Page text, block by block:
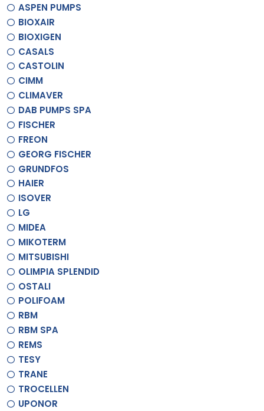
ASPEN PUMPS
BIOXAIR
BIOXIGEN
CASALS
CASTOLIN
CIMM
CLIMAVER
DAB PUMPS SPA
FISCHER
FREON
GEORG FISCHER
GRUNDFOS
HAIER
ISOVER
LG
MIDEA
MIKOTERM
MITSUBISHI
OLIMPIA SPLENDID
OSTALI
POLIFOAM
RBM
RBM SPA
REMS
TESY
TRANE
TROCELLEN
UPONOR